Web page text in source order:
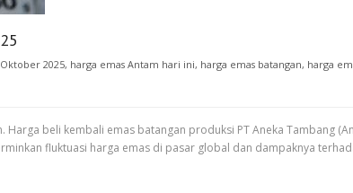
2025, harga emas Antam hari ini, harga emas batangan, harga
beli kembali emas batangan produksi PT Aneka Tambang
fluktuasi harga emas di pasar global dan dampaknya